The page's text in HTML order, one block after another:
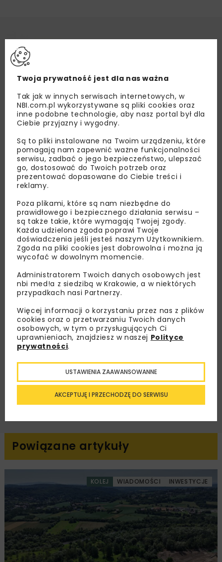
Lubisz wiedzieć więcej?
Zapisz się do newslettera aby otrzymywać od
nas najlepsze informacje branżowe,
zaproszenia na wydarzenia, atrakcyjne oferty i
dedykowane akcje specjalne.
Zapoznałam/em się zPolityką Prywatnościi
Regulaminemoraz wyrażam zgodę na otrzymywanie na
handlowej w postaci newslettera.
ZAPISZ MNIE
Powiązane artykuły
KOLEJ WIADOMOŚCI INWESTYCJE
Twoja prywatność jest dla nas ważna
Tak jak w innych serwisach internetowych, w
NBI.com.pl wykorzystywane są pliki cookies oraz
inne podobne technologie, aby nasz portal był dla
Ciebie przyjazny i wygodny.
Są to pliki instalowane na Twoim urządzeniu, które
pomagają nam zapewnić ważne funkcjonalności
serwisu, zadbać o jego bezpieczeństwo, ulepszać
go, dostosować do Twoich potrzeb oraz
prezentować dopasowane do Ciebie treści i
reklamy.
Poza plikami, które są nam niezbędne do
prawidłowego i bezpiecznego działania serwisu –
są także takie, które wymagają Twojej zgody.
Każda udzielona zgoda poprawi Twoje
doświadczenia jeśli jesteś naszym Użytkownikiem.
Zgoda na pliki cookies jest dobrowolna i można ją
wycofać w dowolnym momencie.
Administratorem Twoich danych osobowych jest
nbi med!a z siedzibą w Krakowie, a w niektórych
przypadkach nasi Partnerzy.
Więcej informacji o korzystaniu przez nas z plików
cookies oraz o przetwarzaniu Twoich danych
osobowych, w tym o przysługujących Ci
uprawnieniach, znajdziesz w naszej Polityce
prywatności.
AKCEPTUJĘ I PRZECHODZĘ DO SERWISU
USTAWIENIA ZAAWANSOWANNE